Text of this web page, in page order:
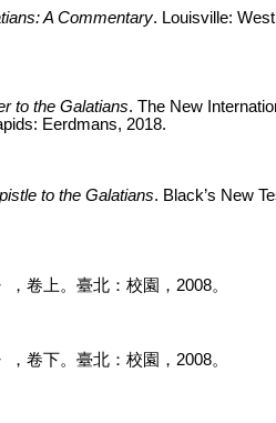
A Commentary. Louisville:
to the Galatians. The New
Eerdmans, 2018.
to the Galatians. Black’s New
，卷上。臺北：校園， 2008。
，卷下。臺北：校園， 2008。